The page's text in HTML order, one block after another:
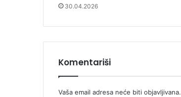
30.04.2026
Komentariši
Vaša email adresa neće biti objavljivana.